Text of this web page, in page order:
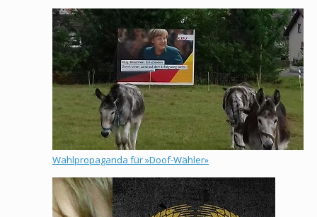
Wahlpropaganda für »Doof-Wähler»